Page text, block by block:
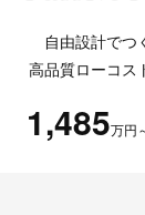
自由設計でつ
高品質ローコス
1,485万円